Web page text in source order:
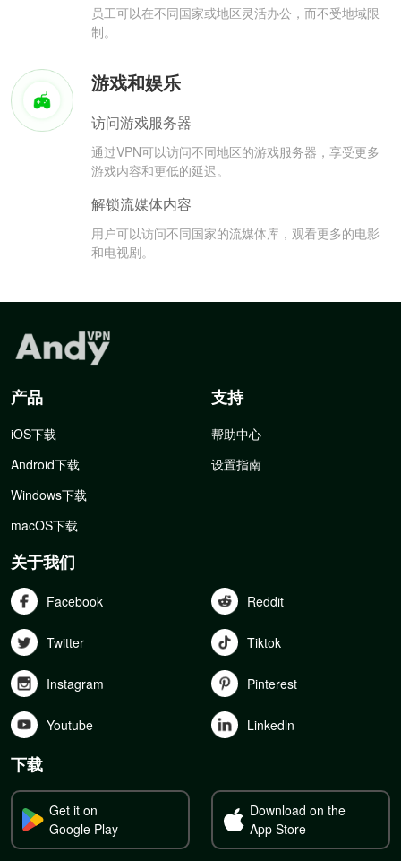
员工可以在不同国家或地区灵活办公，而不受地域限
制。
游戏和娱乐
访问游戏服务器
通过VPN可以访问不同地区的游戏服务器，享受更多
游戏内容和更低的延迟。
解锁流媒体内容
用户可以访问不同国家的流媒体库，观看更多的电影
和电视剧。
产品
iOS下载
Android下载
Windows下载
macOS下载
支持
帮助中心
设置指南
关于我们
Facebook Reddit
Twitter Tiktok
Instagram Pinterest
Youtube Linkedln
下载
Get it on
Google Play
Download on the
App Store